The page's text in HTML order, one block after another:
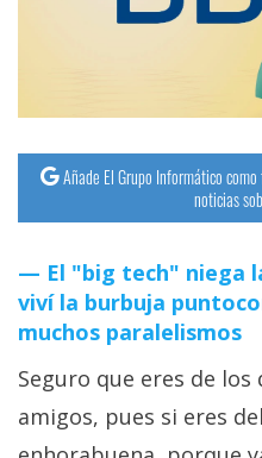
Trucos
y
Tutoriales
Sistemas
operativos
Profesional
Añade El Grupo Informático
noticias
El "big tech" niega
viví la burbuja
muchos paralelismos
Seguro que eres de
amigos, pues si eres